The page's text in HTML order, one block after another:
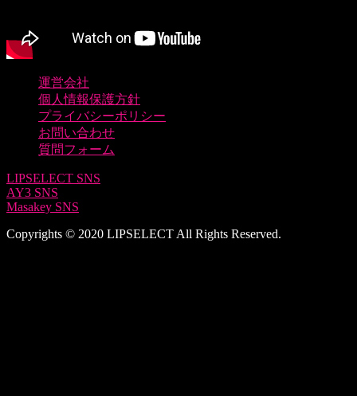
運営会社
個人情報保護方針
プライバシーポリシー
お問い合わせ
質問フォーム
LIPSELECT SNS
AY3 SNS
Masakey SNS
Copyrights © 2020 LIPSELECT All Rights Reserved.